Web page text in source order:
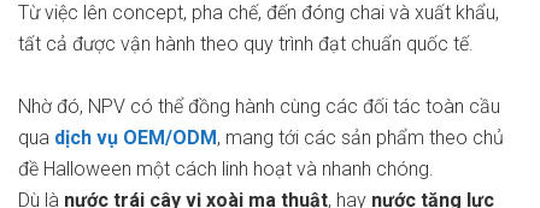
Từ việc lên concept, pha chế, đến đóng chai và xuất khẩu,
tất cả được vận hành theo quy trình đạt chuẩn quốc tế.
Nhờ đó, NPV có thể đồng hành cùng các đối tác toàn cầu
qua dịch vụ OEM/ODM , mang tới các sản phẩm theo chủ
đề Halloween một cách linh hoạt và nhanh chóng.
Dù là nước trái cây vị xoài ma thuật, hay nước tăng lực